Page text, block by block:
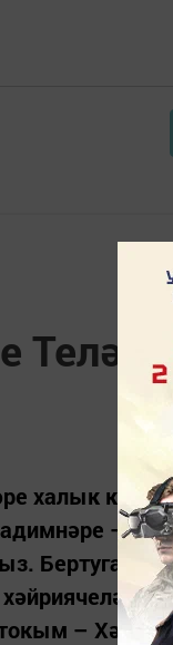
халык
–
Бертуган
–